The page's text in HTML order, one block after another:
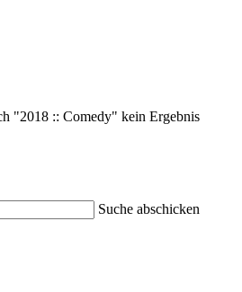
"2018 :: Comedy" kein Ergebnis
Suche abschicken